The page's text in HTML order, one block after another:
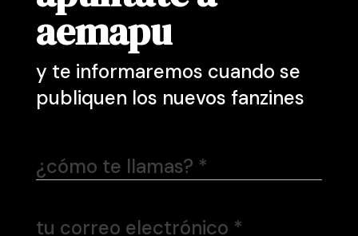
aemapu
y te informaremos cuando se
publiquen los nuevos fanzines
¿cómo te llamas? *
tu correo electrónico *